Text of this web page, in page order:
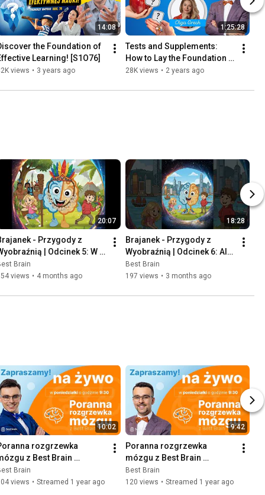
14:08
the Foundation of
Learning! [S1O76]
views • 3 years ago
1:25:28
Tests and Supplements:
How to Lay the Foundation
for a Child's Healthy
conversati...
28K views • 2 years ago
20:07
- Przygody z
| Odcinek 5: W
milionów
Brain
views • 4 months ago
18:28
Brajanek - Przygody z
Wyobraźnią | Odcinek 6: Ale
schody!
Best Brain
197 views • 3 months ago
10:02
rozgrzewka
z Best Brain
Brain
views • Streamed 1 year ago
9:42
Poranna rozgrzewka
mózgu z Best Brain
19.05.2025
Best Brain
120 views • Streamed 1 year ago